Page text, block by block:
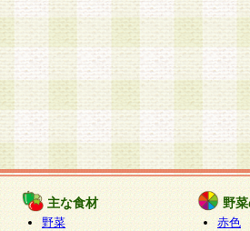
主な食材
野菜
野
赤色